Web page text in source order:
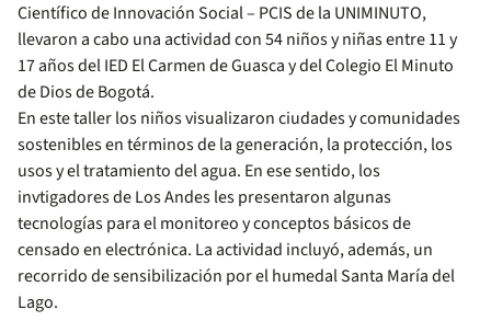
Científico de Innovación Social – PCIS de la UNIMINUTO,
llevaron a cabo una actividad con 54 niños y niñas entre 11 y
17 años del IED El Carmen de Guasca y del Colegio El Minuto
de Dios de Bogotá.
En este taller los niños visualizaron ciudades y comunidades
sostenibles en términos de la generación, la protección, los
usos y el tratamiento del agua. En ese sentido, los
invtigadores de Los Andes les presentaron algunas
tecnologías para el monitoreo y conceptos básicos de
censado en electrónica. La actividad incluyó, además, un
recorrido de sensibilización por el humedal Santa María del
Lago.